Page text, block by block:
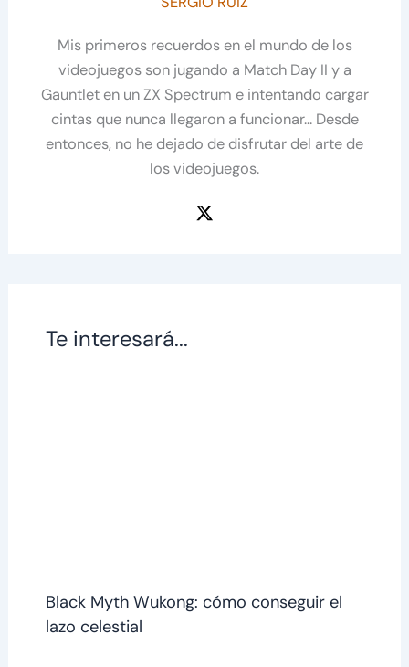
Mis primeros recuerdos en el mundo de los
videojuegos son jugando a Match Day II y a
Gauntlet en un ZX Spectrum e intentando cargar
cintas que nunca llegaron a funcionar... Desde
entonces, no he dejado de disfrutar del arte de
los videojuegos.
Te interesará...
Black Myth Wukong: cómo conseguir el
lazo celestial